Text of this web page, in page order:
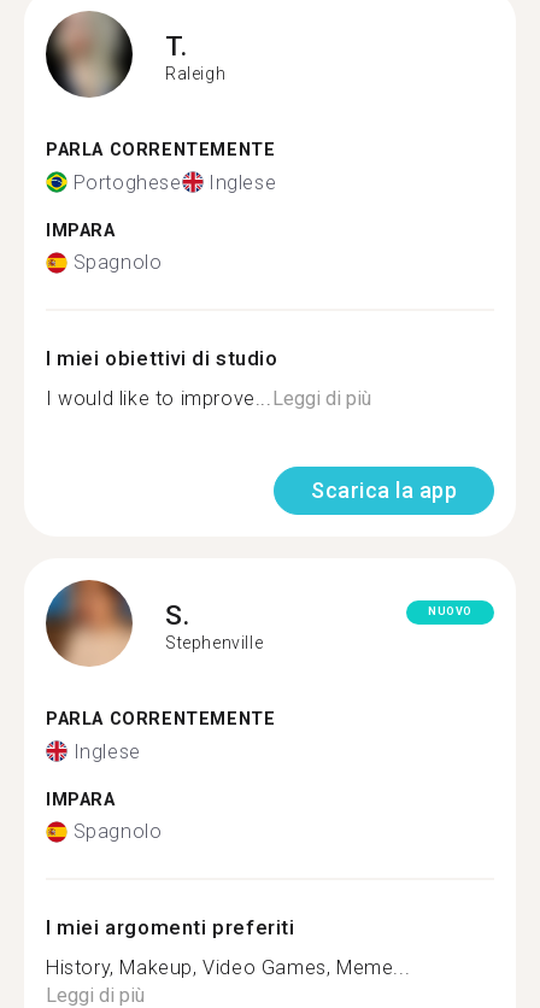
T.
Raleigh
PARLA CORRENTEMENTE
Portoghese Inglese
IMPARA
Spagnolo
I miei obiettivi di studio
I would like to improve...Leggi di più
Scarica la app
S.
Stephenville
NUOVO
PARLA CORRENTEMENTE
Inglese
IMPARA
Spagnolo
I miei argomenti preferiti
History, Makeup, Video Games, Meme...
Leggi di più